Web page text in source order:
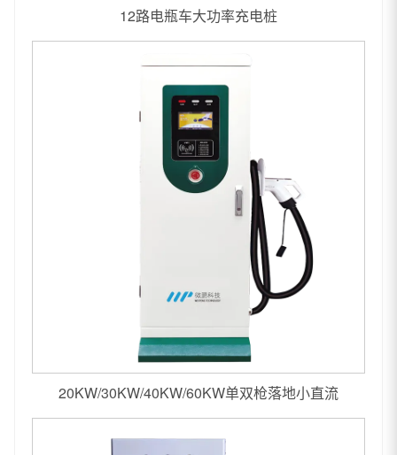
12路电瓶车大功率充电桩
20KW/30KW/40KW/60KW单双枪落地小直流